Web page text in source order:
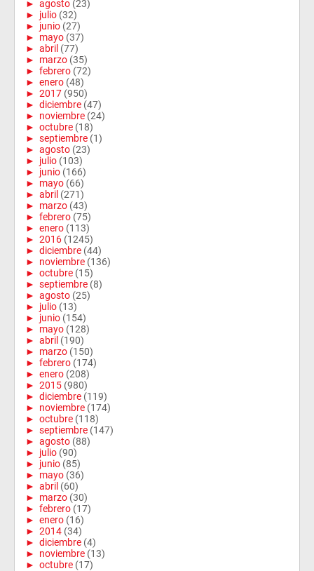
► agosto (23)
► julio (32)
► junio (27)
► mayo (37)
► abril (77)
► marzo (35)
► febrero (72)
► enero (48)
► 2017 (950)
► diciembre (47)
► noviembre (24)
► octubre (18)
► septiembre (1)
► agosto (23)
► julio (103)
► junio (166)
► mayo (66)
► abril (271)
► marzo (43)
► febrero (75)
► enero (113)
► 2016 (1245)
► diciembre (44)
► noviembre (136)
► octubre (15)
► septiembre (8)
► agosto (25)
► julio (13)
► junio (154)
► mayo (128)
► abril (190)
► marzo (150)
► febrero (174)
► enero (208)
► 2015 (980)
► diciembre (119)
► noviembre (174)
► octubre (118)
► septiembre (147)
► agosto (88)
► julio (90)
► junio (85)
► mayo (36)
► abril (60)
► marzo (30)
► febrero (17)
► enero (16)
► 2014 (34)
► diciembre (4)
► noviembre (13)
► octubre (17)